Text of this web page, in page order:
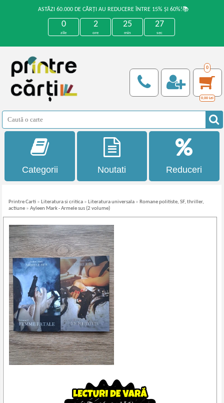
ASTĂZI 60.000 DE CĂRȚI AU REDUCERE ÎNTRE 15% ȘI 60%!📚
0
zile
2
ore
25
min
27
sec
0
0,00 Lei
Categorii Noutati Reduceri
Printre Carti » Literatura si critica » Literatura universala » Romane politiste, SF, thriller,
actiune »Ayleen Mark - Armele sus (2 volume)